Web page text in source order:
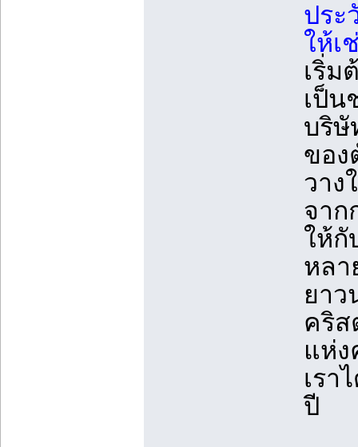
ประ
ให้เ
เริ่ม
เป็น
บริษั
ของ
วา
จาก
ให้กั
หลา
ยาว
คริส
แห่
เรา
ปี